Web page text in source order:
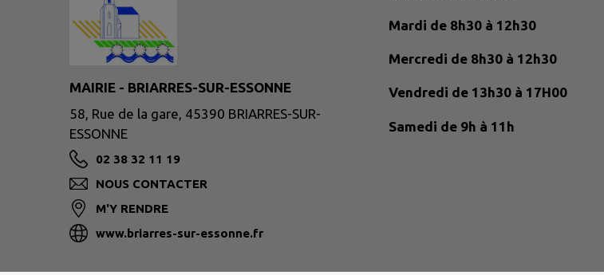
MAIRIE - BRIARRES-SUR-ESSONNE
58, Rue de la gare, 45390 BRIARRES-SUR-
ESSONNE
02 38 32 11 19
NOUS CONTACTER
M'Y RENDRE
www.briarres-sur-essonne.fr
Mardi de 8h30 à 12h30
Mercredi de 8h30 à 12h30
Vendredi de 13h30 à 17H00
Samedi de 9h à 11h